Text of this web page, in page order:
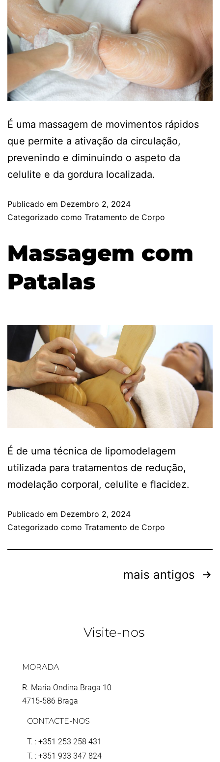
É uma massagem de movimentos rápidos
que permite a ativação da circulação,
prevenindo e diminuindo o aspeto da
celulite e da gordura localizada.
Publicado em Dezembro 2, 2024
Categorizado como Tratamento de Corpo
Massagem com
Patalas
É de uma técnica de lipomodelagem
utilizada para tratamentos de redução,
modelação corporal, celulite e flacidez.
Publicado em Dezembro 2, 2024
Categorizado como Tratamento de Corpo
mais antigos
Visite-nos
MORADA
R. Maria Ondina Braga 10
4715-586 Braga
CONTACTE-NOS
T. : +351 253 258 431
T. : +351 933 347 824